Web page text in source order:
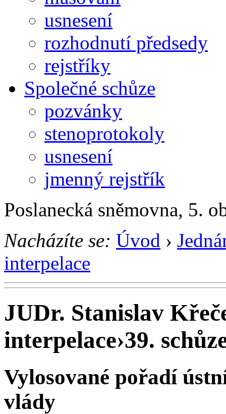
usnesení
rozhodnutí předsedy
rejstříky
Společné schůze
pozvánky
stenoprotokoly
usnesení
jmenný rejstřík
Poslanecká sněmovna, 5.
Nacházíte se: Úvod ›
interpelace
JUDr. Stanislav
interpelace›39.
Vylosované pořadí
vlády